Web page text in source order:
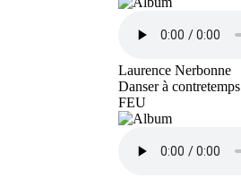
Laurence Nerbonne
Danser à contretemps
FEU